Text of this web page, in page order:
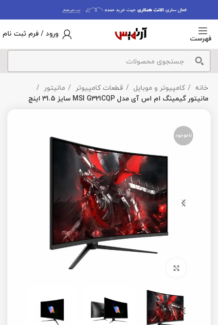
فهرست
ورود / فرم ثبت نام
خانه کامپیوتر و موبایل قطعات کامپیوتر
مانیتور
مانیتور گیمینگ ام اس آی مدل MSI G321CQP سایز 31.5 اینچ
ناموجود